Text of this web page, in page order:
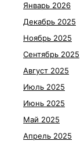
Январь 2026
Декабрь 2025
Ноябрь 2025
Сентябрь 2025
Август 2025
Июль 2025
Июнь 2025
Май 2025
Апрель 2025